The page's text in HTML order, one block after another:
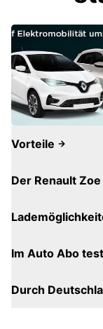
Vorteile
Der Renault Zoe
Im Auto Abo
Durch